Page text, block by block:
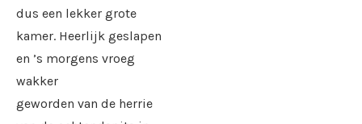
dus een lekker grote
kamer. Heerlijk geslapen
en ’s morgens vroeg
wakker
geworden van de herrie